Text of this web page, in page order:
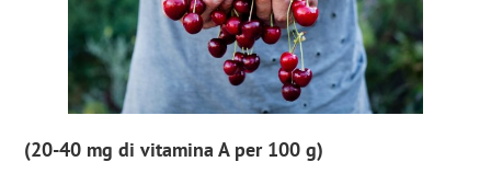
(20-40 mg di vitamina A per 100 g)